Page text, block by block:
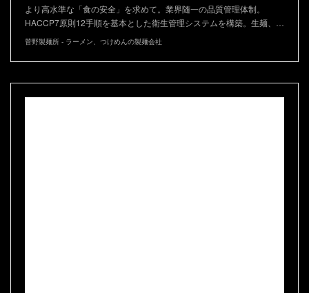
より高水準な「食の安全」を求めて。業界随一の品質管理体制。
HACCP7原則12手順を基本とした衛生管理システムを構築。生麺、…
菅野製麺所 - ラーメン、つけめんの製麺会社